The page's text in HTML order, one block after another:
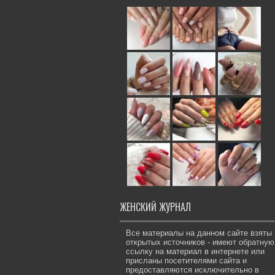
ЖЕНСКИЙ ЖУРНАЛ
Все материалы на данном сайте взяты
открытых источников - имеют обратную
ссылку на материал в интернете или
присланы посетителями сайта и
предоставляются исключительно в